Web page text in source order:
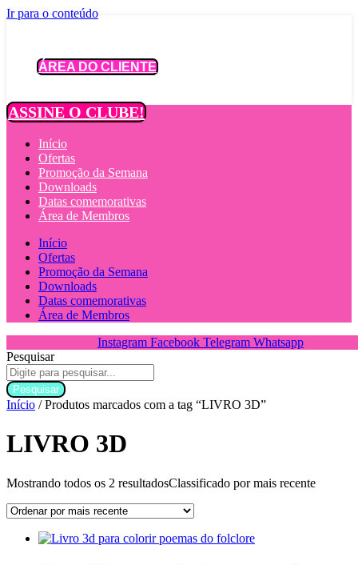
Ir para o conteúdo
ÁREA DO CLIENTE
ASSINE O CLUBE!
Início
Ofertas
Promoção da Semana
Downloads
Datas comemorativas
Área de Membros
Início
Ofertas
Promoção da Semana
Downloads
Datas comemorativas
Área de Membros
Instagram Facebook Telegram Whatsapp
Pesquisar
Pesquisar
Início / Produtos marcados com a tag “LIVRO 3D”
LIVRO 3D
Mostrando todos os 2 resultadosClassificado por mais recente